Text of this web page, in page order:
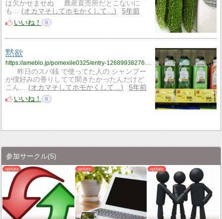
は欠かせませぬ 農産直売所だとこないに
も…
オカマそしてホモかくして…
5年前
いいね！
0
黙欲
昨日のスパ銭 で使ってた人の シャンプー
が僕好みの香りしてて聞きたかったんだけど
こん…
オカマそしてホモかくして…
5年前
いいね！
0
参加サークル(5)